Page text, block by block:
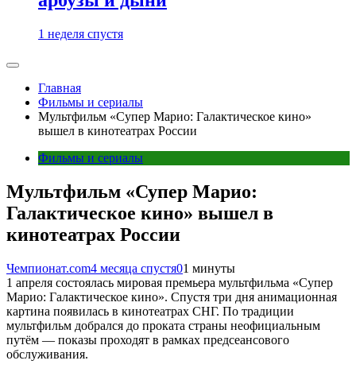
1 неделя спустя
Главная
Фильмы и сериалы
Мультфильм «Супер Марио: Галактическое кино»
вышел в кинотеатрах России
Фильмы и сериалы
Мультфильм «Супер Марио:
Галактическое кино» вышел в
кинотеатрах России
Чемпионат.com4 месяца спустя01 минуты
1 апреля состоялась мировая премьера мультфильма «Супер
Марио: Галактическое кино». Спустя три дня анимационная
картина появилась в кинотеатрах СНГ. По традиции
мультфильм добрался до проката страны неофициальным
путём — показы проходят в рамках предсеансового
обслуживания.